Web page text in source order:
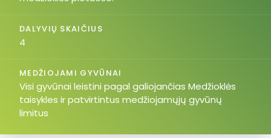
DALYVIŲ SKAIČIUS
4
MEDŽIOJAMI GYVŪNAI
Visi gyvūnai leistini pagal galiojančias Medžioklės
taisykles ir patvirtintus medžiojamųjų gyvūnų
limitus